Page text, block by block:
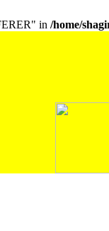
in /home/